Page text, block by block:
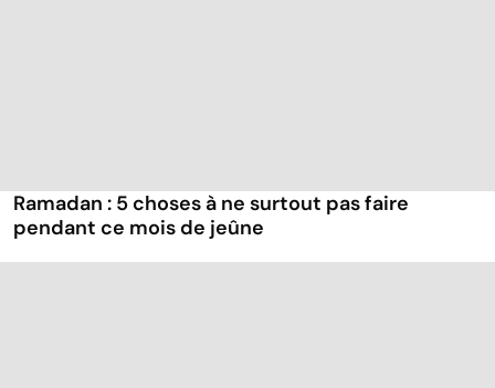
Ramadan : 5 choses à ne surtout pas faire
pendant ce mois de jeûne